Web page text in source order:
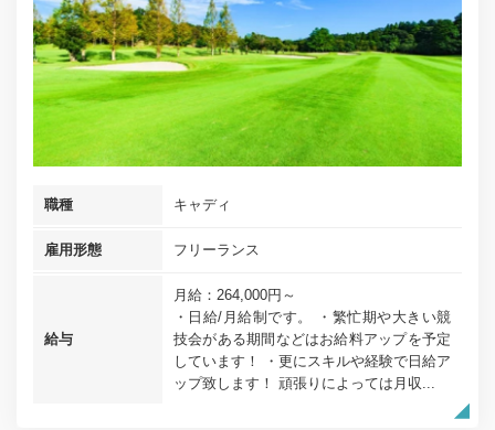
職種 キャディ
雇用形態 フリーランス
給与
月給：264,000円～
・日給/月給制です。 ・繁忙期や大きい競
技会がある期間などはお給料アップを予定
しています！ ・更にスキルや経験で日給ア
ップ致します！ 頑張りによっては月収...